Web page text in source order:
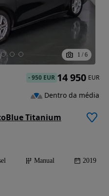
1 / 6
Titanium
Manual 2019
-950 EUR 14 950 EUR
Dentro da média